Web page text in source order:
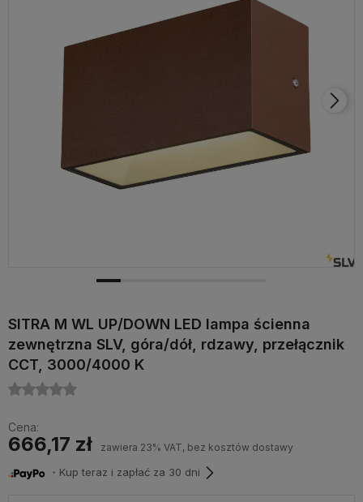
SITRA M WL UP/DOWN LED lampa ścienna
zewnętrzna SLV, góra/dół, rdzawy, przełącznik
CCT, 3000/4000 K
Cena:
666,17 zł zawiera 23% VAT, bez kosztów dostawy
・Kup teraz i zapłać za 30 dni